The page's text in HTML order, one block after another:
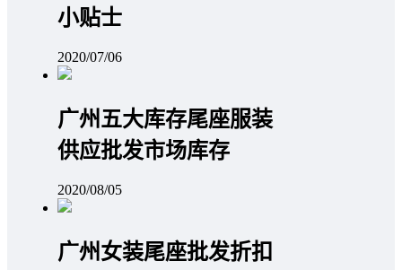
小贴士
2020/07/06
广州五大库存尾座服装
供应批发市场库存
2020/08/05
广州女装尾座批发折扣